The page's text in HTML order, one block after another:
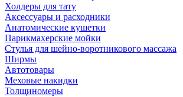
Холдеры для тату
Аксессуары и расходники
Анатомические кушетки
Парикмахерские мойки
Стулья для шейно-воротникового массажа
Ширмы
Автотовары
Меховые накидки
Толщиномеры